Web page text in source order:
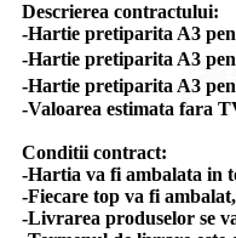
Descrierea contractului:
-Hartie pretiparita A3
-Hartie pretiparita A3
-Hartie pretiparita A3
-Valoarea estimata fara
Conditii contract:
-Hartia va fi ambalata in
-Fiecare top va fi
-Livrarea produselor se